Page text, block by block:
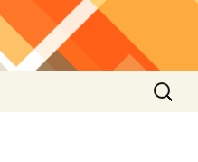
Suchen
nach: